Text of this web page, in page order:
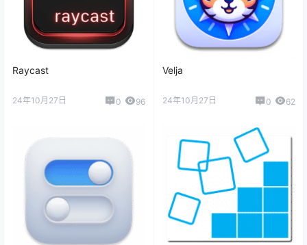
Raycast
24年10月27日 0 96
Velja
24年10月27日 0 62